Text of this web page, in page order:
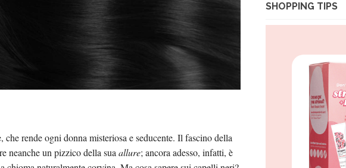
rende ogni donna misteriosa e seducente. Il fascino della
neanche un pizzico della sua allure; ancora adesso, infatti, è
SHOPPING TIPS